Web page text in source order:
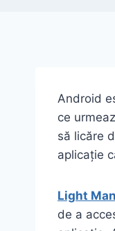
Android
ce
să licăre
aplicație
Light
de a